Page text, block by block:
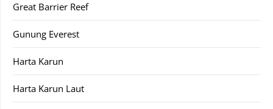
Great Barrier Reef
Gunung Everest
Harta Karun
Harta Karun Laut